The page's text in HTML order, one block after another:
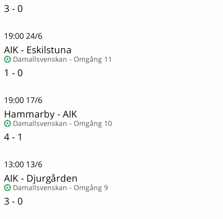
3 - 0
19:0024/6
AIK- Eskilstuna
Damallsvenskan - Omgång 11
1 - 0
19:00 17/6
Hammarby-AIK
Damallsvenskan - Omgång 10
4 - 1
13:00 13/6
AIK- Djurgården
Damallsvenskan - Omgång 9
3 - 0